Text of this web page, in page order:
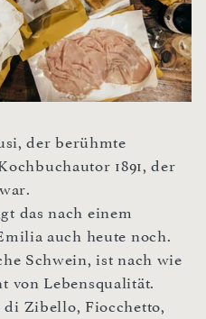
der berühmte
1891, der
das nach einem
auch heute noch.
Schwein, ist nach wie
von Lebensqualität.
di Zibello, Fiocchetto,